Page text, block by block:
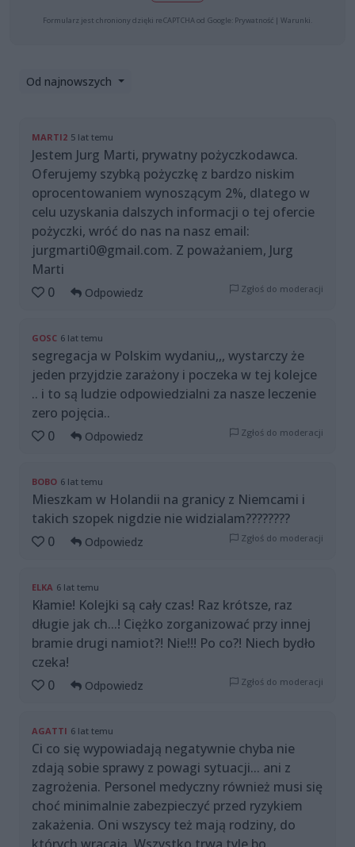
Formularz jest chroniony dzięki reCAPTCHA od Google: Prywatność | Warunki
Od najnowszych
MARTI2 5 lat temu
Jestem Jurg Marti, prywatny pożyczkodawca.
Oferujemy szybką pożyczkę z bardzo niskim
oprocentowaniem wynoszącym 2%, dlatego w
celu uzyskania dalszych informacji o tej ofercie
pożyczki, wróć do nas na nasz email:
jurgmarti0@gmail.com. Z poważaniem, Jurg
Marti
0
Odpowiedz Zgłoś do moderacji
GOSC 6 lat temu
segregacja w Polskim wydaniu,,, wystarczy że
jeden przyjdzie zarażony i poczeka w tej kolejce
.. i to są ludzie odpowiedzialni za nasze leczenie
zero pojęcia..
0
Odpowiedz Zgłoś do moderacji
BOBO 6 lat temu
Mieszkam w Holandii na granicy z Niemcami i
takich szopek nigdzie nie widzialam????????
0
Odpowiedz Zgłoś do moderacji
ELKA 6 lat temu
Kłamie! Kolejki są cały czas! Raz krótsze, raz
długie jak ch...! Ciężko zorganizować przy innej
bramie drugi namiot?! Nie!!! Po co?! Niech bydło
czeka!
0
Odpowiedz Zgłoś do moderacji
AGATTI 6 lat temu
Ci co się wypowiadają negatywnie chyba nie
zdają sobie sprawy z powagi sytuacji... ani z
zagrożenia. Personel medyczny również musi się
choć minimalnie zabezpieczyć przed ryzykiem
zakażenia. Oni wszyscy też mają rodziny, do